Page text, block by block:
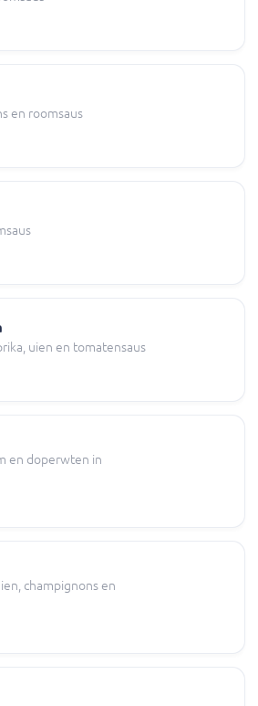
en roomsaus
uien en tomatensaus
en doperwten in
champignons en